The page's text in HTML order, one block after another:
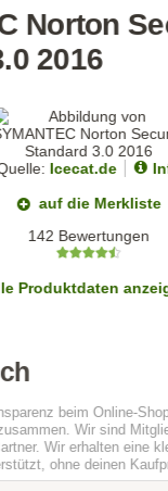
Norton
2016
Icecat.de
auf die Merkliste
142 Bewertungen
Produktdaten
beim Online-
Wir sind
Wir erhalten eine
ohne deinen